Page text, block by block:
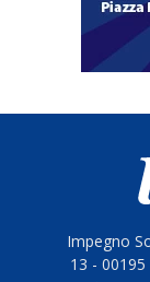
Impegno
13 -